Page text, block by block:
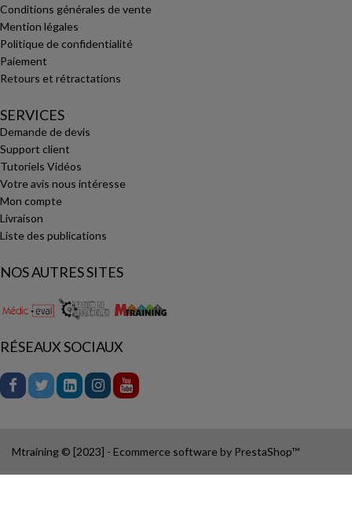
Conditions générales de vente
Mention légales
Politique de confidentialité
Paiement
Retours et rétractations
SERVICES
Demande de devis
Support client
Tutoriels Vidéos
Votre avis nous intéresse
Mon compte
Livraison
Liste des publications
NOS AUTRES SITES
RÉSEAUX SOCIAUX
Mtraining © [2023] - Ecommerce software by PrestaShop™